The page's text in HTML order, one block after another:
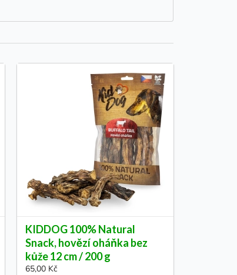
KIDDOG 100% Natural
Snack, hovězí oháňka bez
kůže 12 cm / 200 g
65,00 Kč